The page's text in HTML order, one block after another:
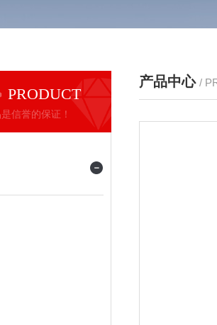
PRODUCT
信誉的保证！
产品中心 /